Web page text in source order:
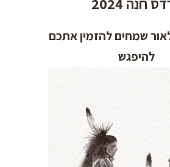
שמחים להזמין אתכם
להיפגש